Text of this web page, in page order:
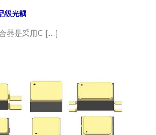
级光耦
器是采用C […]